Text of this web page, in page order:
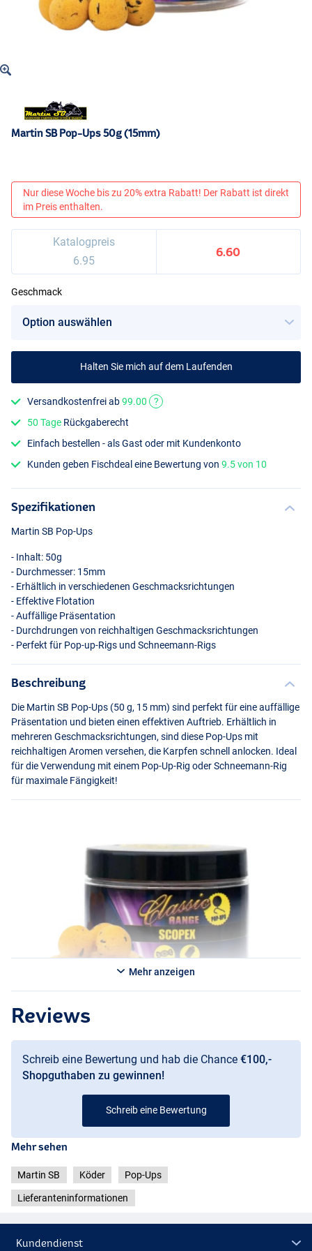
Martin SB Pop-Ups 50g (15mm)
Nur diese Woche bis zu 20% extra Rabatt! Der Rabatt ist direkt
im Preis enthalten.
Katalogpreis
6.95
6.60
Geschmack
Halten Sie mich auf dem Laufenden
Versandkostenfrei ab99.00
?
50 Tage Rückgaberecht
Einfach bestellen - als Gast oder mit Kundenkonto
Kunden geben Fischdeal eine Bewertung von9.5 von 10
Spezifikationen
Martin SB Pop-Ups
- Inhalt: 50g
- Durchmesser: 15mm
- Erhältlich in verschiedenen Geschmacksrichtungen
- Effektive Flotation
- Auffällige Präsentation
- Durchdrungen von reichhaltigen Geschmacksrichtungen
- Perfekt für Pop-up-Rigs und Schneemann-Rigs
Beschreibung
Die Martin SB Pop-Ups (50 g, 15 mm) sind perfekt für eine auffällige
Präsentation und bieten einen effektiven Auftrieb. Erhältlich in
mehreren Geschmacksrichtungen, sind diese Pop-Ups mit
reichhaltigen Aromen versehen, die Karpfen schnell anlocken. Ideal
für die Verwendung mit einem Pop-Up-Rig oder Schneemann-Rig
für maximale Fängigkeit!
Mehr anzeigen
Reviews
Schreib eine Bewertung und hab die Chance €100,-
Shopguthaben zu gewinnen!
Schreib eine Bewertung
Mehr sehen
Martin SB Köder Pop-Ups
Lieferanteninformationen
Kundendienst